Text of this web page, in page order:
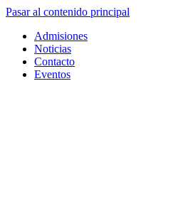
Pasar al contenido principal
Admisiones
Noticias
Contacto
Eventos